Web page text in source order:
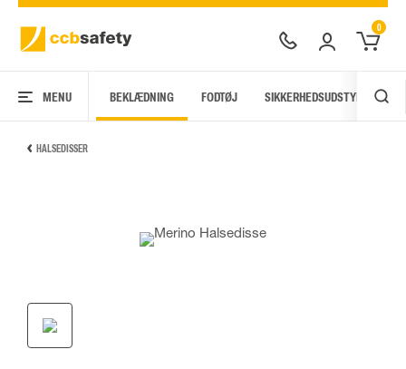
0
MENU BEKLÆDNING FODTØJ SIKKERHEDSUDSTYR
HALSEDISSER